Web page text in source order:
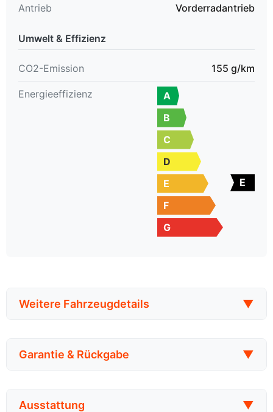
Probieren Sie uns aus.
Änderungen & Irrtümer vorbehalten.
Antrieb Vorderradantrieb
Umwelt & Effizienz
CO2-Emission 155 g/km
Energieeffizienz
A
B
C
D
E
F
G
E
Weitere Fahrzeugdetails ▼
Garantie & Rückgabe ▼
Ausstattung ▼